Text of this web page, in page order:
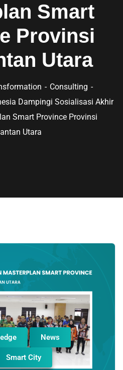
Smart
Provinsi
Utara
Consulting
Dampingi Sosialisasi Akhir
Smart Province Provinsi
Utara
News
Smart City